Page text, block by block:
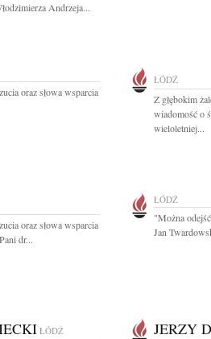
Andrzeja...
oraz słowa wsparcia
ŁÓDŹ
Z głębokim
wiadomość o
wieloletniej...
oraz słowa wsparcia
dr...
ŁÓDŹ
"Można
Jan
ŁÓDŹ JERZY